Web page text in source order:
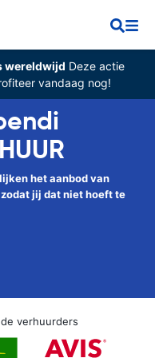
wereldwijd Deze actie
vandaag nog!
het aanbod van
jij dat niet hoeft te
verhuurders